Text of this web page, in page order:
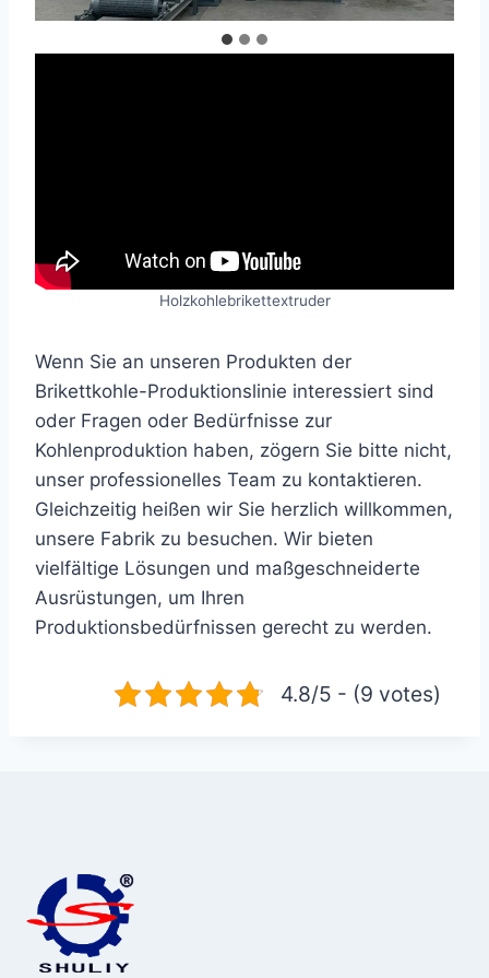
Holzkohlebrikettextruder
Wenn Sie an unseren Produkten der
Brikettkohle-Produktionslinie interessiert sind
oder Fragen oder Bedürfnisse zur
Kohlenproduktion haben, zögern Sie bitte nicht,
unser professionelles Team zu kontaktieren.
Gleichzeitig heißen wir Sie herzlich willkommen,
unsere Fabrik zu besuchen. Wir bieten
vielfältige Lösungen und maßgeschneiderte
Ausrüstungen, um Ihren
Produktionsbedürfnissen gerecht zu werden.
4.8/5 - (9 votes)